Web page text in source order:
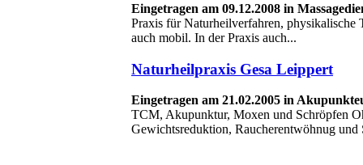
Eingetragen am 09.12.2008 in
Praxis für Naturheilverfahren, physikalische
auch mobil. In der Praxis auch...
Naturheilpraxis Gesa Leippert
Eingetragen am 21.02.2005 in
TCM, Akupunktur, Moxen und Schröpfen
Gewichtsreduktion, Raucherentwöhnug und